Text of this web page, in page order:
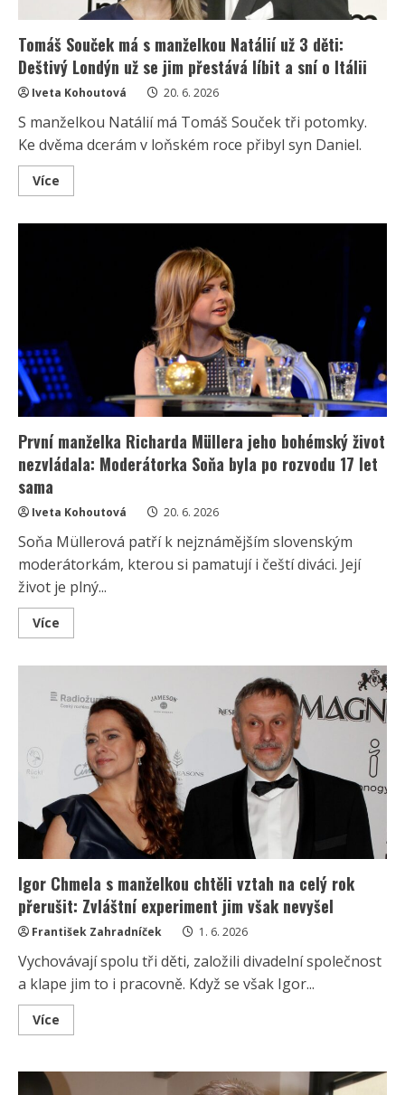
svatby
Tomáš Souček má s manželkou Natálií už 3 děti:
Deštivý Londýn už se jim přestává líbit a sní o Itálii
Iveta Kohoutová 20. 6. 2026
S manželkou Natálií má Tomáš Souček tři potomky.
Ke dvěma dcerám v loňském roce přibyl syn Daniel.
Více
more
Londýn
už
se
jim
přestává
líbit
a
o
Itálii
První manželka Richarda Müllera jeho bohémský život
nezvládala: Moderátorka Soňa byla po rozvodu 17 let
sama
Iveta Kohoutová 20. 6. 2026
Soňa Müllerová patří k nejznámějším slovenským
moderátorkám, kterou si pamatují i čeští diváci. Její
život je plný...
Více
more
Müllera
jeho
bohémský
život
nezvládala:
Moderátorka
Soňa
byla
po
rozvodu
17
let
sama
Igor Chmela s manželkou chtěli vztah na celý rok
přerušit: Zvláštní experiment jim však nevyšel
František Zahradníček 1. 6. 2026
Vychovávají spolu tři děti, založili divadelní společnost
a klape jim to i pracovně. Když se však Igor...
Více
more
Chmela
s